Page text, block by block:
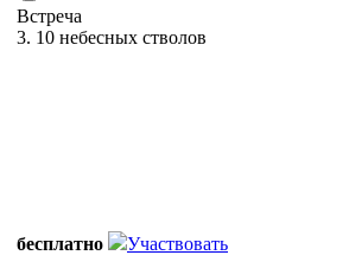
Встреча
3. 10 небесных стволов
бесплатно
Участвовать